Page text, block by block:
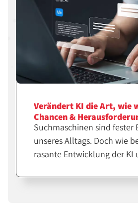
Verändert KI die Art, wie
Chancen &
Affiliate-Marketing
Suchmaschinen sind fester
unseres Alltags. Doch wie
rasante Entwicklung der KI
der Online-Suche sowie